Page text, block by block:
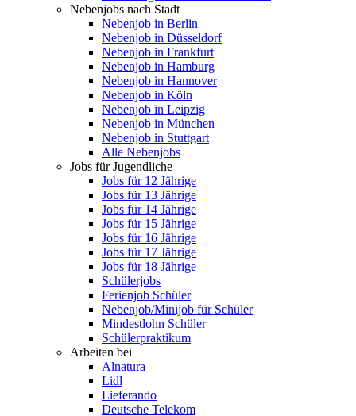
Nebenjobs nach Stadt
Nebenjob in Berlin
Nebenjob in Düsseldorf
Nebenjob in Frankfurt
Nebenjob in Hamburg
Nebenjob in Hannover
Nebenjob in Köln
Nebenjob in Leipzig
Nebenjob in München
Nebenjob in Stuttgart
Alle Nebenjobs
Jobs für Jugendliche
Jobs für 12 Jährige
Jobs für 13 Jährige
Jobs für 14 Jährige
Jobs für 15 Jährige
Jobs für 16 Jährige
Jobs für 17 Jährige
Jobs für 18 Jährige
Schülerjobs
Ferienjob Schüler
Nebenjob/Minijob für Schüler
Mindestlohn Schüler
Schülerpraktikum
Arbeiten bei
Alnatura
Lidl
Lieferando
Deutsche Telekom